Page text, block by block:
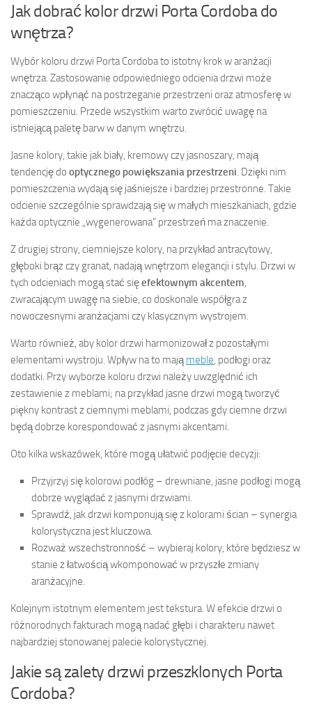
Jak dobrać kolor drzwi Porta Cordoba do
wnętrza?
Wybór koloru drzwi Porta Cordoba to istotny krok w aranżacji
wnętrza. Zastosowanie odpowiedniego odcienia drzwi może
znacząco wpłynąć na postrzeganie przestrzeni oraz atmosferę w
pomieszczeniu. Przede wszystkim warto zwrócić uwagę na
istniejącą paletę barw w danym wnętrzu.
Jasne kolory, takie jak biały, kremowy czy jasnoszary, mają
tendencję do optycznego powiększania przestrzeni. Dzięki nim
pomieszczenia wydają się jaśniejsze i bardziej przestronne. Takie
odcienie szczególnie sprawdzają się w małych mieszkaniach, gdzie
każda optycznie „wygenerowana” przestrzeń ma znaczenie.
Z drugiej strony, ciemniejsze kolory, na przykład antracytowy,
głęboki brąz czy granat, nadają wnętrzom elegancji i stylu. Drzwi w
tych odcieniach mogą stać sięefektownym akcentem,
zwracającym uwagę na siebie, co doskonale współgra z
nowoczesnymi aranżacjami czy klasycznym wystrojem.
Warto również, aby kolor drzwi harmonizował z pozostałymi
elementami wystroju. Wpływ na to mająmeble, podłogi oraz
dodatki. Przy wyborze koloru drzwi należy uwzględnić ich
zestawienie z meblami; na przykład jasne drzwi mogą tworzyć
piękny kontrast z ciemnymi meblami, podczas gdy ciemne drzwi
będą dobrze korespondować z jasnymi akcentami.
Oto kilka wskazówek, które mogą ułatwić podjęcie decyzji:
Przyjrzyj się kolorowi podłóg – drewniane, jasne podłogi mogą
dobrze wyglądać z jasnymi drzwiami.
Sprawdź, jak drzwi komponują się z kolorami ścian – synergia
kolorystyczna jest kluczowa.
Rozważ wszechstronność – wybieraj kolory, które będziesz w
stanie z łatwością wkomponować w przyszłe zmiany
aranżacyjne.
Kolejnym istotnym elementem jest tekstura. W efekcie drzwi o
różnorodnych fakturach mogą nadać głębi i charakteru nawet
najbardziej stonowanej palecie kolorystycznej.
Jakie są zalety drzwi przeszklonych Porta
Cordoba?